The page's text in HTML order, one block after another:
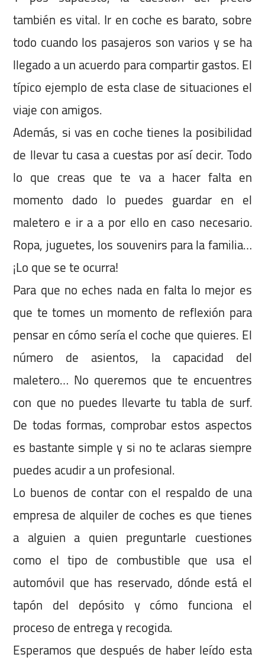
también es vital. Ir en coche es barato, sobre
todo cuando los pasajeros son varios y se ha
llegado a un acuerdo para compartir gastos. El
típico ejemplo de esta clase de situaciones el
viaje con amigos.
Además, si vas en coche tienes la posibilidad
de llevar tu casa a cuestas por así decir. Todo
lo que creas que te va a hacer falta en
momento dado lo puedes guardar en el
maletero e ir a a por ello en caso necesario.
Ropa, juguetes, los souvenirs para la familia…
¡Lo que se te ocurra!
Para que no eches nada en falta lo mejor es
que te tomes un momento de reflexión para
pensar en cómo sería el coche que quieres. El
número de asientos, la capacidad del
maletero… No queremos que te encuentres
con que no puedes llevarte tu tabla de surf.
De todas formas, comprobar estos aspectos
es bastante simple y si no te aclaras siempre
puedes acudir a un profesional.
Lo buenos de contar con el respaldo de una
empresa de alquiler de coches es que tienes
a alguien a quien preguntarle cuestiones
como el tipo de combustible que usa el
automóvil que has reservado, dónde está el
tapón del depósito y cómo funciona el
proceso de entrega y recogida.
Esperamos que después de haber leído esta